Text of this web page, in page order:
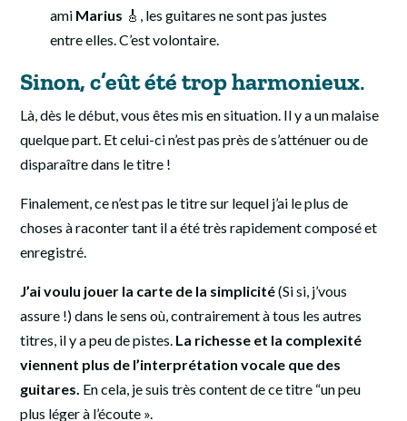
ami Marius 🎸, les guitares ne sont pas justes
entre elles. C’est volontaire.
Sinon, c’eût été trop harmonieux.
Là, dès le début, vous êtes mis en situation. Il y a un malaise
quelque part. Et celui-ci n’est pas près de s’atténuer ou de
disparaître dans le titre !
Finalement, ce n’est pas le titre sur lequel j’ai le plus de
choses à raconter tant il a été très rapidement composé et
enregistré.
J’ai voulu jouer la carte de la simplicité(Si si, j’vous
assure !) dans le sens où, contrairement à tous les autres
titres, il y a peu de pistes. La richesse et la complexité
viennent plus de l’interprétation vocale que des
guitares. En cela, je suis très content de ce titre “un peu
plus léger à l’écoute ».